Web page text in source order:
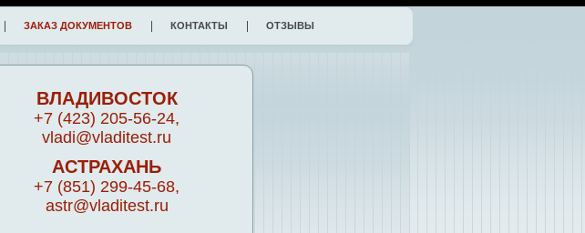
ЗАКАЗ ДОКУМЕНТОВ КОНТАКТЫ ОТЗЫВЫ
ВЛАДИВОСТОК
+7 (423) 205-56-24,
vladi@vladitest.ru
АСТРАХАНЬ
+7 (851) 299-45-68,
astr@vladitest.ru